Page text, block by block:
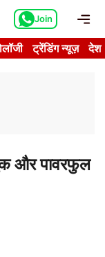
Join
ट्रेंडिंग न्यूज़ देश
और पावरफुल